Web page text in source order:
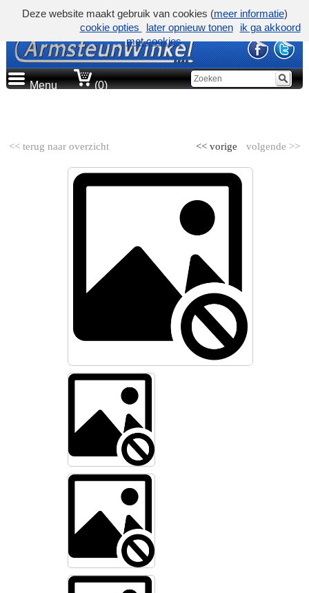
Menu (0)
<< terug naar overzicht volgende >>
<< vorige
Deze website maakt gebruik van cookies (meer informatie)
cookie opties
later opnieuw tonen
ik ga akkoord
met cookies